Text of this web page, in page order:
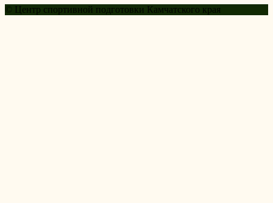
© Центр спортивной подготовки Камчатского края